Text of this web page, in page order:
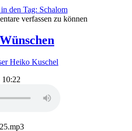
den Tag: Schalom
verfassen zu können